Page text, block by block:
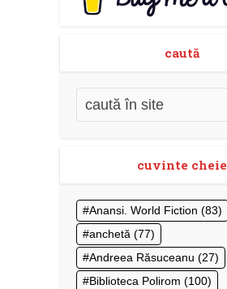
caută
cuvinte cheie
Anansi. World Fiction (83)
anchetă (77)
Andreea Răsuceanu (27)
Biblioteca Polirom (100)